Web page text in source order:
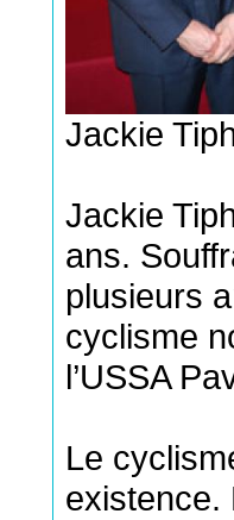
Jackie
Jackie
ans.
plusieurs
cyclisme
l’USSA
Le
existence.